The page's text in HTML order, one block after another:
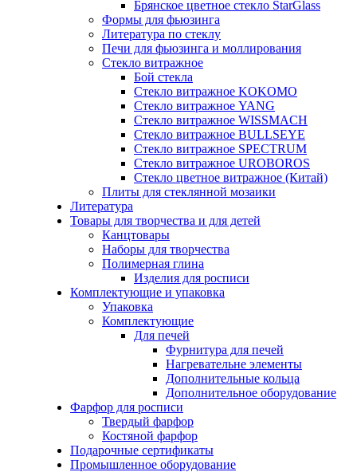
Брянское цветное стекло StarGlass
Формы для фьюзинга
Литература по стеклу
Печи для фьюзинга и моллирования
Стекло витражное
Бой стекла
Стекло витражное KOKOMO
Стекло витражное YANG
Стекло витражное WISSMACH
Стекло витражное BULLSEYE
Стекло витражное SPECTRUM
Стекло витражное UROBOROS
Стекло цветное витражное (Китай)
Плиты для стеклянной мозаики
Литература
Товары для творчества и для детей
Канцтовары
Наборы для творчества
Полимерная глина
Изделия для росписи
Комплектующие и упаковка
Упаковка
Комплектующие
Для печей
Фурнитура для печей
Нагревательне элементы
Дополнительные кольца
Дополнительное оборудование
Фарфор для росписи
Твердый фарфор
Костяной фарфор
Подарочные сертификаты
Промышленное оборудование